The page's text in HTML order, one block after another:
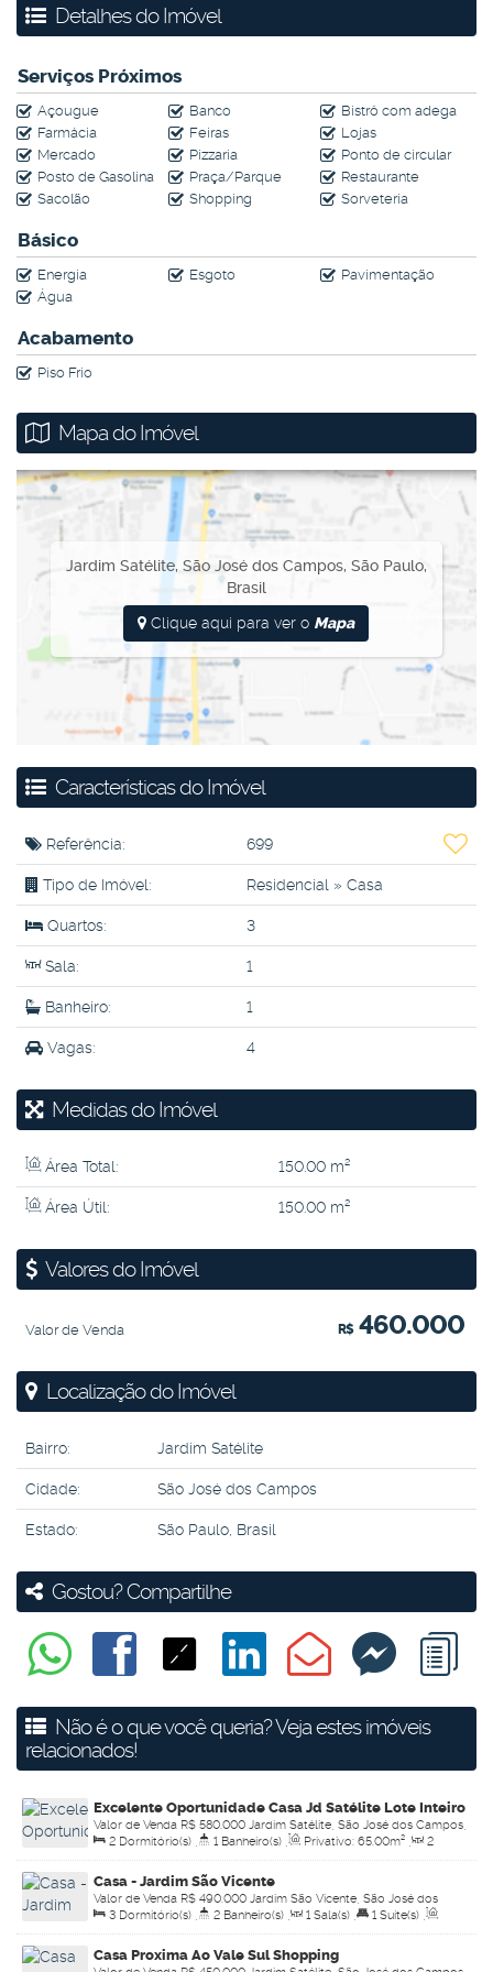
Agende uma visita e venha conhecer!
Detalhes do Imóvel
Serviços Próximos
Açougue Banco
Bistrô com adega
Farmácia
Feiras
Lojas
Mercado
Pizzaria
Ponto de circular
Posto de Gasolina
Praça/Parque
Restaurante
Sacolão
Shopping Sorveteria
Básico
Energia Esgoto
Pavimentação
Água
Acabamento
Piso Frio
Mapa do Imóvel
Jardim Satélite, São José dos Campos, São Paulo,
Brasil
Clique aqui para ver o Mapa
Características do Imóvel
Referência: 699
Tipo de Imóvel: Residencial » Casa
Quartos: 3
Sala: 1
Banheiro: 1
Vagas: 4
Medidas do Imóvel
Área Total: 150.00 m²
Área Útil: 150.00 m²
Valores do Imóvel
R$460.000
Valor de Venda
Localização do Imóvel
Bairro: Jardim Satélite
Cidade: São José dos Campos
Estado: São Paulo, Brasil
Gostou? Compartilhe
Não é o que você queria? Veja estes imóveis
relacionados!
Excelente Oportunidade Casa Jd Satélite Lote Inteiro
R$ 580.000
Valor de Venda
Jardim Satélite, São José dos Campos,
São Paulo, Brasil
2 Dormitório(s) 1 Banheiro(s) Privativo: 65.00m²
2
Sala(s) , 4 Vaga(s) , Terreno: 260.00m²
Casa - Jardim São Vicente
R$ 490.000
Valor de Venda
Jardim São Vicente, São José dos
Campos, São Paulo, Brasil
3 Dormitório(s) 2 Banheiro(s) 1 Sala(s) 1 Suíte(s)
Total: 149.00m² , 2 Vaga(s) , Útil: 149.00m²
Casa Proxima Ao Vale Sul Shopping